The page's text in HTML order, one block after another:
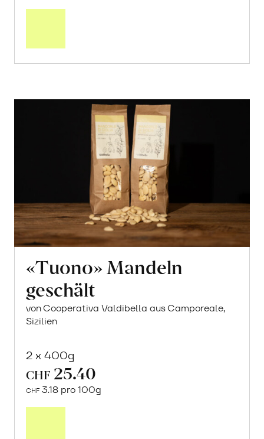
«Tuono» Mandeln
geschält
von Cooperativa Valdibella aus Camporeale,
Sizilien
2 x 400g
CHF 25.40
CHF 3.18 pro 100g